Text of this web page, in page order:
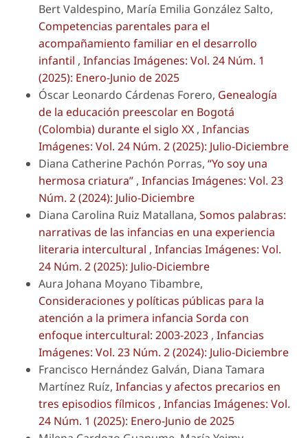
Bert Valdespino, María Emilia González Salto,
Competencias parentales para el
acompañamiento familiar en el desarrollo
infantil , Infancias Imágenes: Vol. 24 Núm. 1
(2025): Enero-Junio de 2025
Óscar Leonardo Cárdenas Forero, Genealogía
de la educación preescolar en Bogotá
(Colombia) durante el siglo XX , Infancias
Imágenes: Vol. 24 Núm. 2 (2025): Julio-Diciembre
Diana Catherine Pachón Porras, “Yo soy una
hermosa criatura” , Infancias Imágenes: Vol. 23
Núm. 2 (2024): Julio-Diciembre
Diana Carolina Ruiz Matallana, Somos palabras:
narrativas de las infancias en una experiencia
literaria intercultural , Infancias Imágenes: Vol.
24 Núm. 2 (2025): Julio-Diciembre
Aura Johana Moyano Tibambre,
Consideraciones y políticas públicas para la
atención a la primera infancia Sorda con
enfoque intercultural: 2003-2023 , Infancias
Imágenes: Vol. 23 Núm. 2 (2024): Julio-Diciembre
Francisco Hernández Galván, Diana Tamara
Martínez Ruíz, Infancias y afectos precarios en
tres episodios fílmicos , Infancias Imágenes: Vol.
24 Núm. 1 (2025): Enero-Junio de 2025